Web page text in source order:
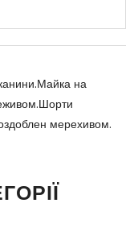
на
мерехивом.